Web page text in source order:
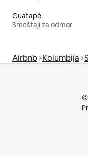
Guatapé
Smeštaji za odmor
Airbnb Kolumbija
©